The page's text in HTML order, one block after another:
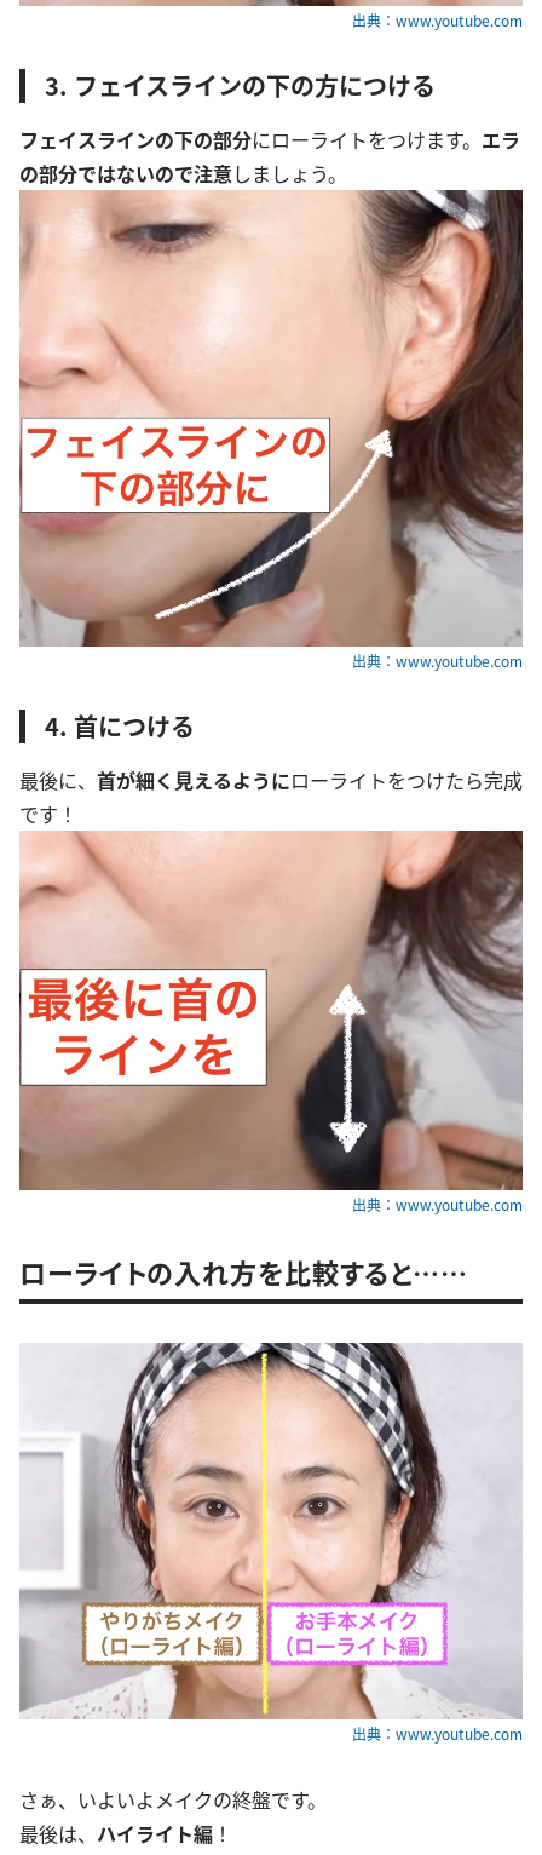
出典：www.youtube.com
3. フェイスラインの下の方につける
フェイスラインの下の部分にローライトをつけます。 エラ
の部分ではないので注意しましょう。
出典：www.youtube.com
4. 首につける
最後に、 首が細く見えるようにローライトをつけたら完成
です！
出典：www.youtube.com
ローライトの入れ方を比較すると……
出典：www.youtube.com
さぁ、いよいよメイクの終盤です。
最後は、 ハイライト編 ！